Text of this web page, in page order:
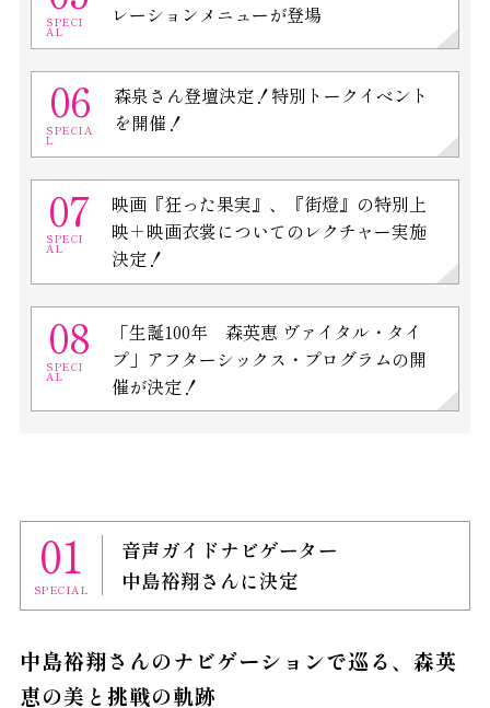
SPECI
AL
レーションメニューが登場
06
SPECIA
L
森泉さん登壇決定！特別トークイベント
を開催！
07
SPECI
AL
映画『狂った果実』、『街燈』の特別上
映＋映画衣裳についてのレクチャー実施
決定！
08
SPECI
AL
「生誕100年 森英恵 ヴァイタル・タイ
プ」アフターシックス・プログラムの開
催が決定！
01
SPECIAL
音声ガイドナビゲーター
中島裕翔さんに決定
中島裕翔さんのナビゲーションで巡る、森英
恵の美と挑戦の軌跡